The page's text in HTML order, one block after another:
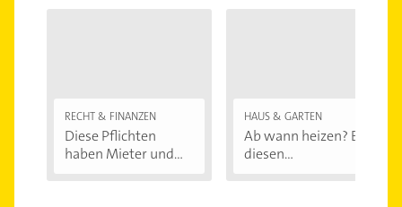
RECHT & FINANZEN
Diese Pflichten
haben Mieter und...
HAUS & GARTEN
Ab wann heizen? Bei
diesen